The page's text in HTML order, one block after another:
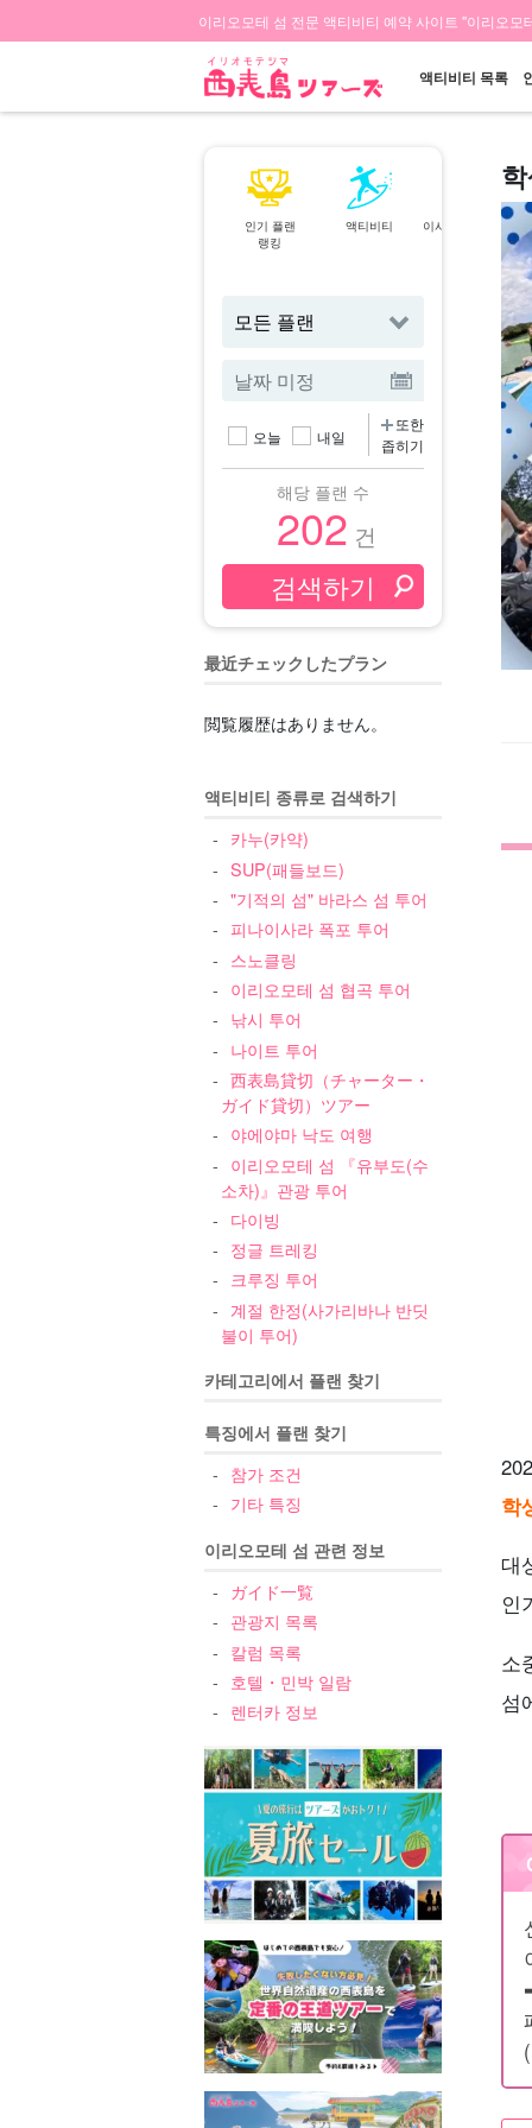
이리오모테 섬 전문 액티비티 예약 사이트 "이리오모
액티비티 목록
인기 플랜
랭킹
액티비티
이시가키섬⇄이리
오늘 내일
또한
좁히기
해당 플랜 수
202 건
最近チェックしたプラン
閲覧履歴はありません。
액티비티 종류로 검색하기
카누(카약)
SUP(패들보드)
"기적의 섬" 바라스 섬 투어
피나이사라 폭포 투어
스노클링
이리오모테 섬 협곡 투어
낚시 투어
나이트 투어
西表島貸切（チャーター・
ガイド貸切）ツアー
야에야마 낙도 여행
이리오모테 섬 『유부도(수
소차)』관광 투어
다이빙
정글 트레킹
크루징 투어
계절 한정(사가리바나 반딧
불이 투어)
카테고리에서 플랜 찾기
특징에서 플랜 찾기
참가 조건
기타 특징
이리오모테 섬 관련 정보
ガイド一覧
관광지 목록
칼럼 목록
호텔・민박 일람
렌터카 정보
학
대
인
소
섬